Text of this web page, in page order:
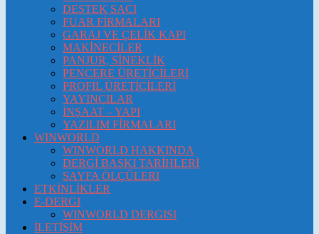
DESTEK SACI
FUAR FİRMALARI
GARAJ VE ÇELİK KAPI
MAKİNECİLER
PANJUR, SİNEKLİK
PENCERE ÜRETİCİLERİ
PROFIL ÜRETİCİLERİ
YAYINCILAR
İNŞAAT – YAPI
YAZILIM FİRMALARI
WINWORLD
WINWORLD HAKKINDA
DERGİ BASKI TARİHLERİ
SAYFA ÖLÇÜLERI
ETKİNLİKLER
E-DERGI
WINWORLD DERGISI
İLETİŞİM